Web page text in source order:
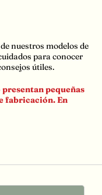
nuestros modelos de
para conocer
útiles.
pequeñas
fabricación. En